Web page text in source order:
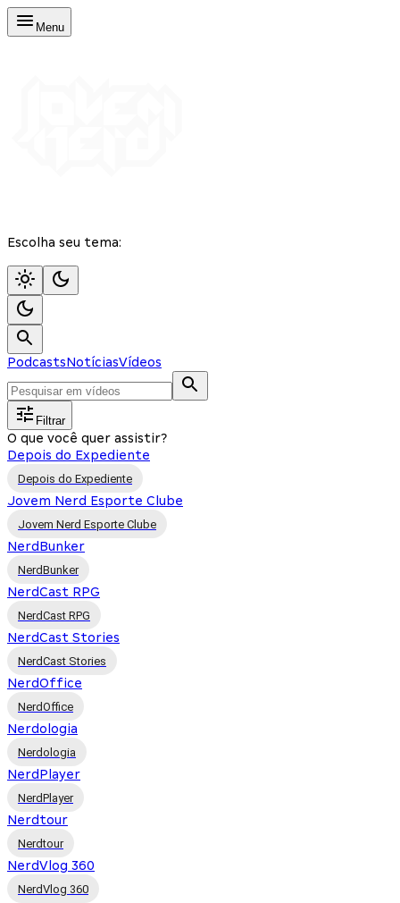
Menu
Escolha seu tema:
PodcastsNotíciasVídeos
Filtrar
O que você quer assistir?
Depois do Expediente
Depois do Expediente
Jovem Nerd Esporte Clube
Jovem Nerd Esporte Clube
NerdBunker
NerdBunker
NerdCast RPG
NerdCast RPG
NerdCast Stories
NerdCast Stories
NerdOffice
NerdOffice
Nerdologia
Nerdologia
NerdPlayer
NerdPlayer
Nerdtour
Nerdtour
NerdVlog 360
NerdVlog 360